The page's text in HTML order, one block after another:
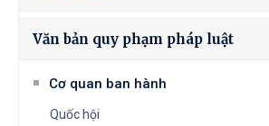
Văn bản quy phạm pháp luật
Cơ quan ban hành
Quốc hội